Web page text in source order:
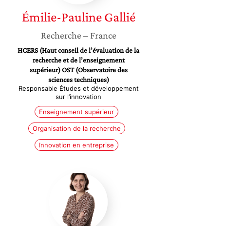
Émilie-Pauline Gallié
Recherche – France
HCERS (Haut conseil de l’évaluation de la
recherche et de l’enseignement
supérieur) OST (Observatoire des
sciences techniques)
Responsable Études et développement
sur l’innovation
Enseignement supérieur
Organisation de la recherche
Innovation en entreprise
Fabienne
Lagarde